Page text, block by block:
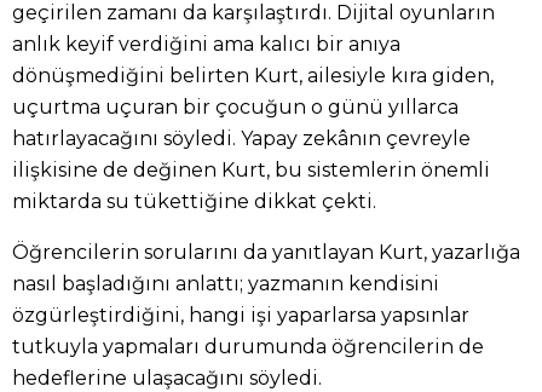
geçirilen zamanı da karşılaştırdı. Dijital oyunların
anlık keyif verdiğini ama kalıcı bir anıya
dönüşmediğini belirten Kurt, ailesiyle kıra giden,
uçurtma uçuran bir çocuğun o günü yıllarca
hatırlayacağını söyledi. Yapay zekânın çevreyle
ilişkisine de değinen Kurt, bu sistemlerin önemli
miktarda su tükettiğine dikkat çekti.
Öğrencilerin sorularını da yanıtlayan Kurt, yazarlığa
nasıl başladığını anlattı; yazmanın kendisini
özgürleştirdiğini, hangi işi yaparlarsa yapsınlar
tutkuyla yapmaları durumunda öğrencilerin de
hedeflerine ulaşacağını söyledi.